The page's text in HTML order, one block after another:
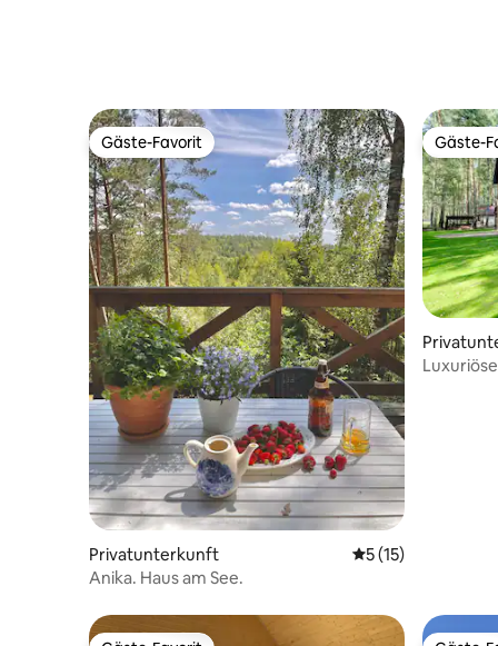
Gäste-Favorit
Gäste-Favorit
Privatunterkunft Durchschnittliche
5 (15)
Anika. Haus am See.
Gäste-
Gäste-